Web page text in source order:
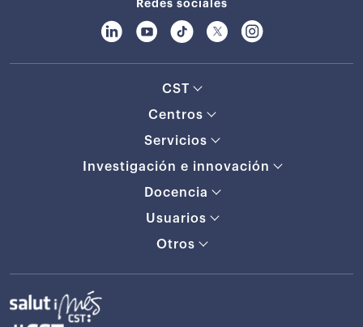
Redes sociales
CST
Centros
Servicios
Investigación e innovación
Docencia
Usuarios
Otros